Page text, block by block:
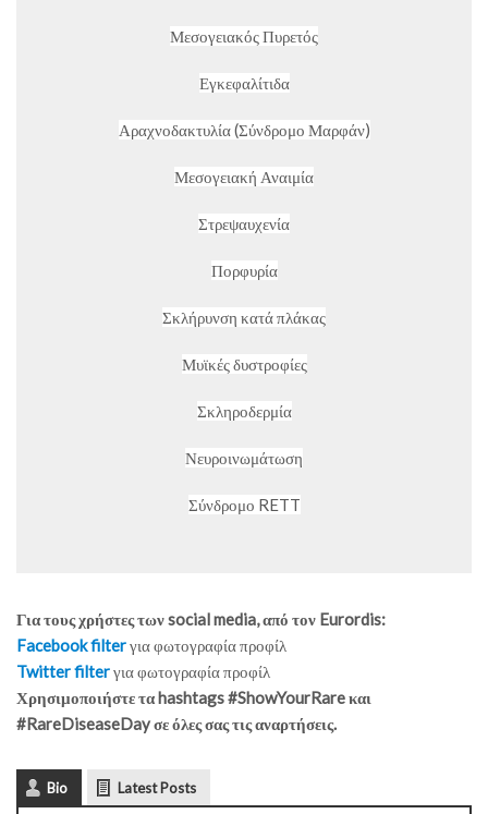
Μεσογειακός Πυρετός
Εγκεφαλίτιδα
Αραχνοδακτυλία (Σύνδρομο Μαρφάν)
Μεσογειακή Αναιμία
Στρεψαυχενία
Πορφυρία
Σκλήρυνση κατά πλάκας
Μυϊκές δυστροφίες
Σκληροδερμία
Νευροινωμάτωση
Σύνδρομο RETT
Για τους χρήστες των social media, από τον Eurordis:
Facebook filterγια φωτογραφία προφίλ
Twitter filterγια φωτογραφία προφίλ
Χρησιμοποιήστε τα hashtags #ShowYourRare και
#RareDiseaseDay σε όλες σας τις αναρτήσεις.
Bio Latest Posts